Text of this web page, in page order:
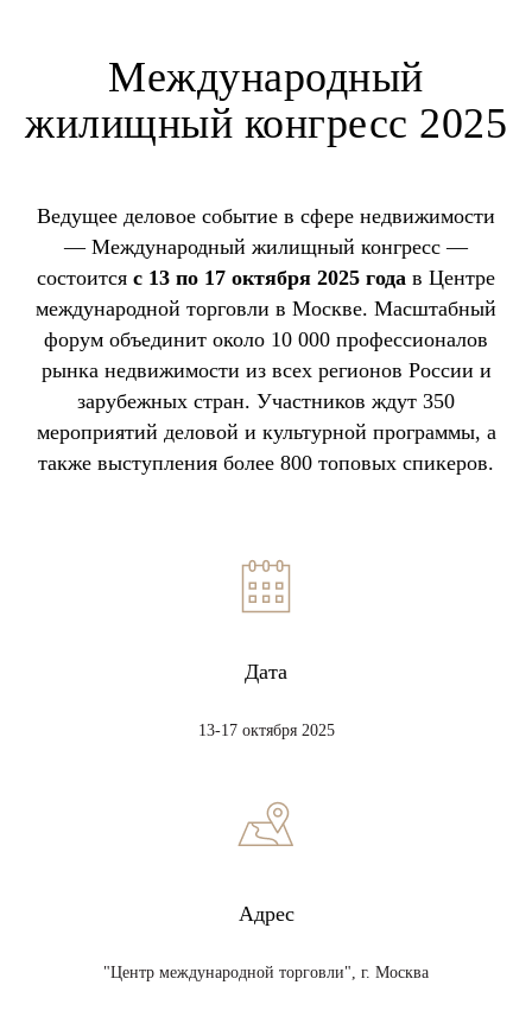
Международный
жилищный конгресс 2025
Ведущее деловое событие в сфере недвижимости
— Международный жилищный конгресс —
состоится с 13 по 17 октября 2025 года в Центре
международной торговли в Москве. Масштабный
форум объединит около 10 000 профессионалов
рынка недвижимости из всех регионов России и
зарубежных стран. Участников ждут 350
мероприятий деловой и культурной программы, а
также выступления более 800 топовых спикеров.
Дата
13-17 октября 2025
Адрес
"Центр международной торговли", г. Москва